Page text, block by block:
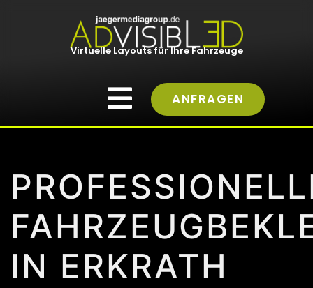
Virtuelle Layouts für Ihre Fahrzeuge
ANFRAGEN
IN ERKRATH